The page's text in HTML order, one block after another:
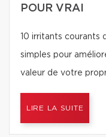
POUR VRAI
10 irritants courants
simples pour
valeur de votre
LIRE LA SUITE